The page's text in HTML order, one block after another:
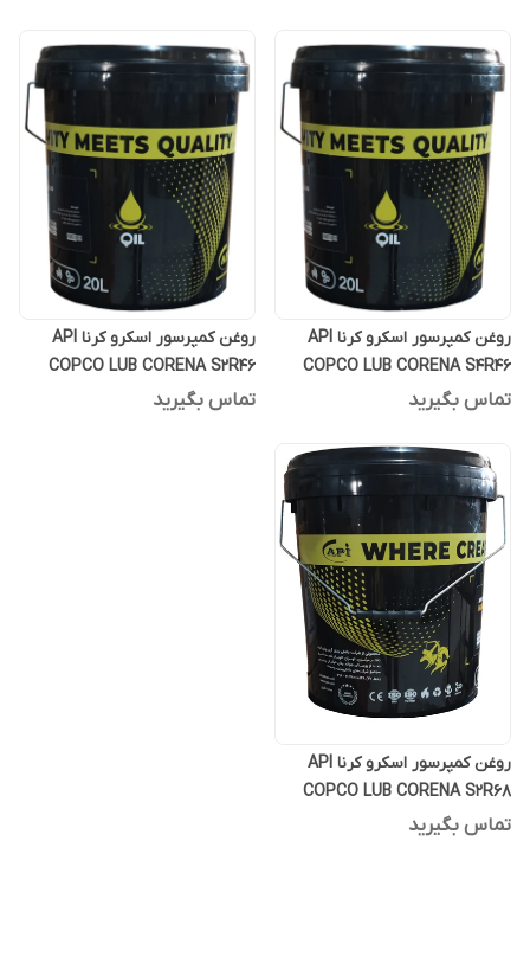
روغن کمپرسور اسکرو کرنا API
COPCO LUB CORENA S4R46
بیست لیتری فول سنتتیک
تماس بگیرید
روغن کمپرسور اسکرو کرنا API
COPCO LUB CORENA S2R46
بیست لیتری
تماس بگیرید
روغن کمپرسور اسکرو کرنا API
COPCO LUB CORENA S2R68
بیست لیتری
تماس بگیرید